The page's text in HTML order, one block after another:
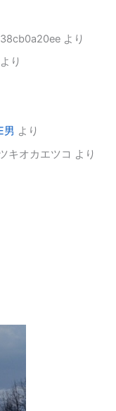
より
より
男 より
キオカエツコ より